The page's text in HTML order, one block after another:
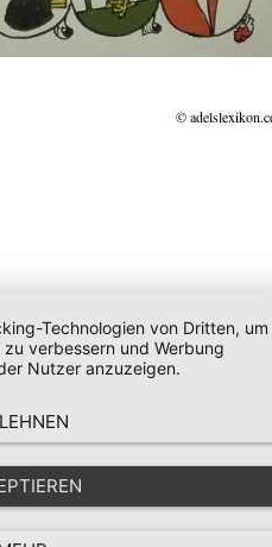
©
Technologien von Dritten, um
verbessern und Werbung
Nutzer anzuzeigen.